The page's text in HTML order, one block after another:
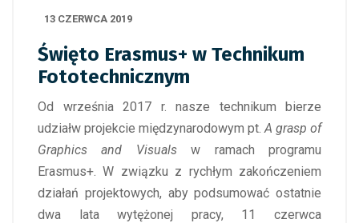
13 CZERWCA 2019
Święto Erasmus+ w Technikum
Fototechnicznym
Od września 2017 r. nasze technikum bierze
udziałw projekcie międzynarodowym pt. A grasp of
Graphics and Visualsw ramach programu
Erasmus+. W związku z rychłym zakończeniem
działań projektowych, aby podsumować ostatnie
dwa lata wytężonej pracy, 11 czerwca